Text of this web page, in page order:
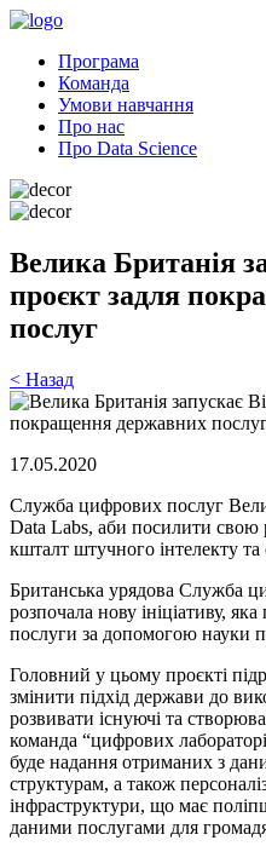
Програма
Команда
Умови навчання
Про нас
Про Data Science
Велика Британія
проєкт задля
послуг
< Назад
17.05.2020
Служба цифрових послуг
Data Labs, аби посилити свою
кшталт штучного інтелекту
Британська урядова Служба
розпочала нову ініціативу,
послуги за допомогою науки
Головний у цьому проєкті
змінити підхід держави до
розвивати існуючі та
команда “цифрових
буде надання отриманих з
структурам, а також
інфраструктури, що має
даними послугами для